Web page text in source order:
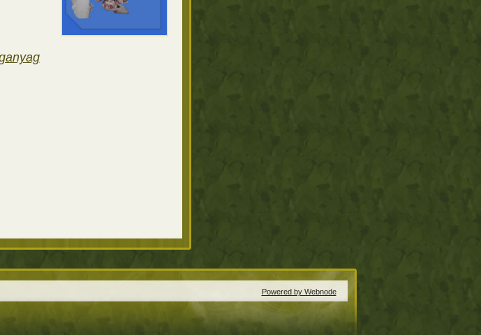
Powered by Webnode